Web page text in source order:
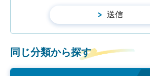
同じ分類から探す